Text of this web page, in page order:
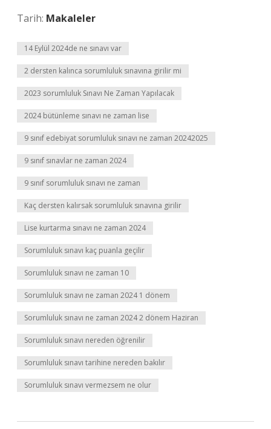
Tarih: Makaleler
14 Eylül 2024de ne sınavı var
2 dersten kalınca sorumluluk sınavına girilir mi
2023 sorumluluk Sınavı Ne Zaman Yapılacak
2024 bütünleme sınavı ne zaman lise
9 sınıf edebiyat sorumluluk sınavı ne zaman 20242025
9 sınıf sınavlar ne zaman 2024
9 sınıf sorumluluk sınavı ne zaman
Kaç dersten kalırsak sorumluluk sınavına girilir
Lise kurtarma sınavı ne zaman 2024
Sorumluluk sınavı kaç puanla geçilir
Sorumluluk sınavı ne zaman 10
Sorumluluk sınavı ne zaman 2024 1 dönem
Sorumluluk sınavı ne zaman 2024 2 dönem Haziran
Sorumluluk sınavı nereden öğrenilir
Sorumluluk sınavı tarihine nereden bakılır
Sorumluluk sınavı vermezsem ne olur